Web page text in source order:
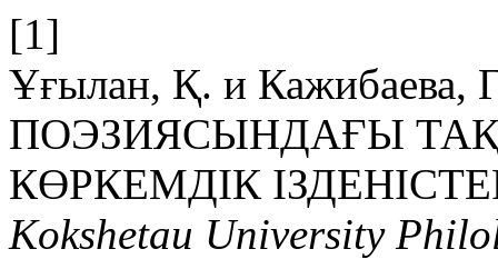
[1]
Ұғылан, Қ. и
ПОЭЗИЯСЫНДАҒЫ
КӨРКЕМДІК
Kokshetau University